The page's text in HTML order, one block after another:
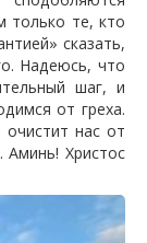
только те, кто
сказать,
Надеюсь, что
шаг, и
от греха.
нас от
Аминь! Христос